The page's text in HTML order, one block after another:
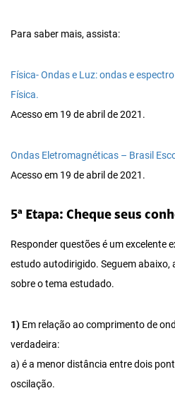
Para saber mais, assista:
Física- Ondas e Luz: ondas e
Física.
Acesso em 19 de abril de 2021.
Ondas Eletromagnéticas – Brasil
Acesso em 19 de abril de 2021.
5ª Etapa: Cheque seus
Responder questões é um excelente
estudo autodirigido. Seguem abaixo,
sobre o tema estudado.
1) Em relação ao comprimento de
verdadeira:
a) é a menor distância entre dois
oscilação.